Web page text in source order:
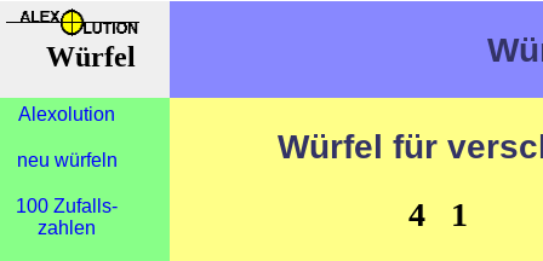
Würfel
Alexolution
neu würfeln
100 Zufalls-
zahlen
Würfel für
4 1